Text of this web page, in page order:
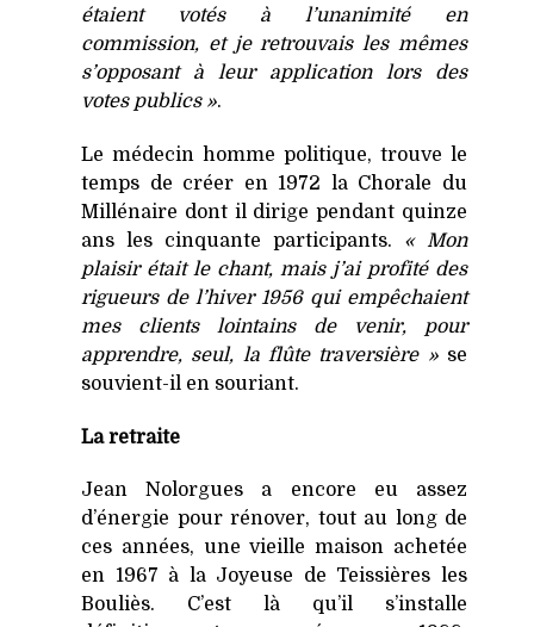
étaient votés à l’unanimité en
commission, et je retrouvais les mêmes
s’opposant à leur application lors des
votes publics ».
Le médecin homme politique, trouve le
temps de créer en 1972 la Chorale du
Millénaire dont il dirige pendant quinze
ans les cinquante participants. « Mon
plaisir était le chant, mais j’ai profité des
rigueurs de l’hiver 1956 qui empêchaient
mes clients lointains de venir, pour
apprendre, seul, la flûte traversière » se
souvient-il en souriant.
La retraite
Jean Nolorgues a encore eu assez
d’énergie pour rénover, tout au long de
ces années, une vieille maison achetée
en 1967 à la Joyeuse de Teissières les
Bouliès. C’est là qu’il s’installe